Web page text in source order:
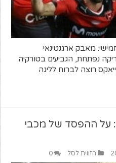
מאבק ארגנטינאי
נפתחת, הגביעים בטורקיה
רוצה לברוח לליגה
על ההפסד של מכבי
הזווית לסל 0